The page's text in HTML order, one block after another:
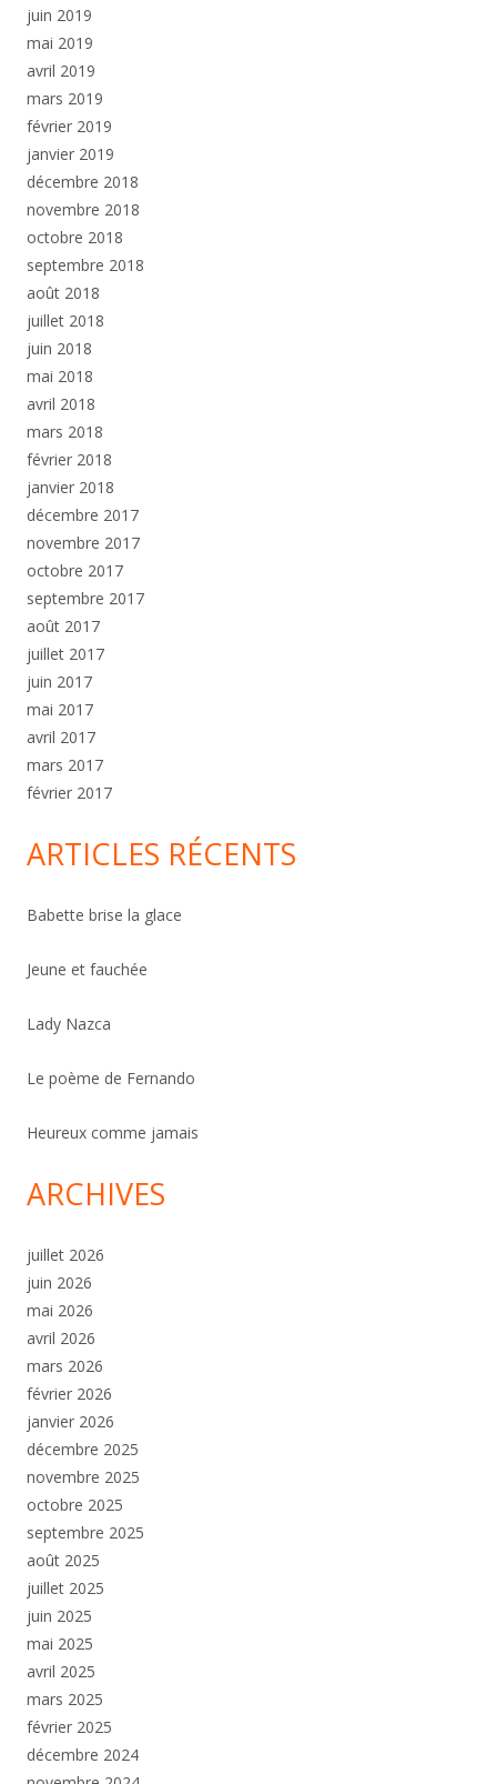
juin 2019
mai 2019
avril 2019
mars 2019
février 2019
janvier 2019
décembre 2018
novembre 2018
octobre 2018
septembre 2018
août 2018
juillet 2018
juin 2018
mai 2018
avril 2018
mars 2018
février 2018
janvier 2018
décembre 2017
novembre 2017
octobre 2017
septembre 2017
août 2017
juillet 2017
juin 2017
mai 2017
avril 2017
mars 2017
février 2017
ARTICLES RÉCENTS
Babette brise la glace
Jeune et fauchée
Lady Nazca
Le poème de Fernando
Heureux comme jamais
ARCHIVES
juillet 2026
juin 2026
mai 2026
avril 2026
mars 2026
février 2026
janvier 2026
décembre 2025
novembre 2025
octobre 2025
septembre 2025
août 2025
juillet 2025
juin 2025
mai 2025
avril 2025
mars 2025
février 2025
décembre 2024